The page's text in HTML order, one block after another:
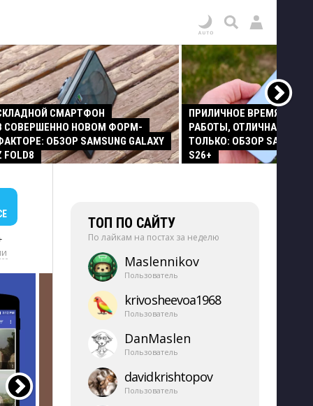
СМАРТФОН
СОВЕРШЕННО НОВОМ ФОРМ-
ОБЗОР SAMSUNG GALAXY
FOLD8
ПРИЛИЧНОЕ ВРЕМЯ
РАБОТЫ, ОТЛИЧНАЯ
ТОЛЬКО: ОБЗОР SAMSUNG
S26+
ТОП ПО САЙТУ
По лайкам на постах за неделю
Maslennikov
Пользователь
krivosheevoa1968
Пользователь
DanMaslen
Пользователь
davidkrishtopov
Пользователь